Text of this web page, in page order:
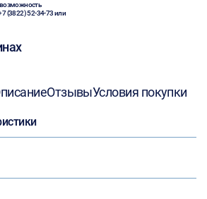
возможность
(3822) 52-34-73или
ОтзывыУсловия покупки